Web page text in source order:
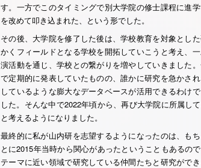
す。一方でこのタイミングで別大学院の修士課程に進
を改めて叩き込まれた、という形でした。
その後、大学院を修了した後は、学校教育を対象とし
かくフィールドとなる学校を開拓していこうと考え、
演活動を通じ、学校との繋がりを増やしていきました
で定期的に発表していたものの、誰かに研究を急かさ
しているような膨大なデータベースが活用できるわけ
した。そんな中で2022年頃から、再び大学院に所属し
と考えるようになりました。
最終的に私が山内研を志望するようになったのは、も
とに2015年当時から関心があったということもあるの
テーマに近い領域で研究している仲間たちと研究がで